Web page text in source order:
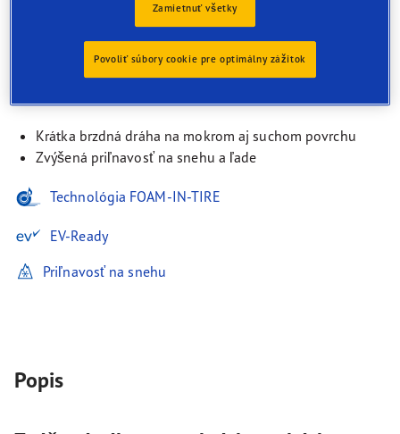
Zvýšený výkon v mokrých, suchých a zimných
Krátka brzdná dráha na mokrom aj suchom povrchu
Zvýšená priľnavosť na snehu a ľade
Technológia FOAM-IN-TIRE
EV-Ready
Priľnavosť na snehu
Popis
Zamietnuť všetky
Povoliť súbory cookie pre optimálny zážitok